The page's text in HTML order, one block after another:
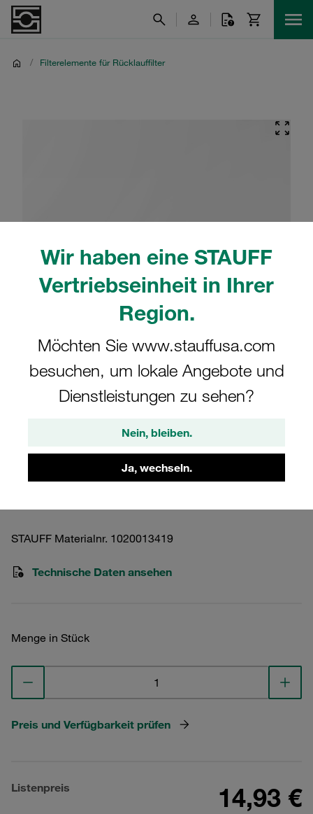
Wir haben eine STAUFF
Vertriebseinheit in Ihrer
Region.
Möchten Sie www.stauffusa.com
besuchen, um lokale Angebote und
Dienstleistungen zu sehen?
Nein, bleiben.
Ja, wechseln.
/ Filterelemente für Rücklauffilter
Bitte beachten Sie: Das Bild dient nur zur Veranschaulichung und kann vom
Rücklauffilterelement Papiervlies 10µm
STAUFF Materialnr. 1020013419
Technische Daten ansehen
Menge in Stück
Preis und Verfügbarkeit prüfen
Listenpreis 14,93 €